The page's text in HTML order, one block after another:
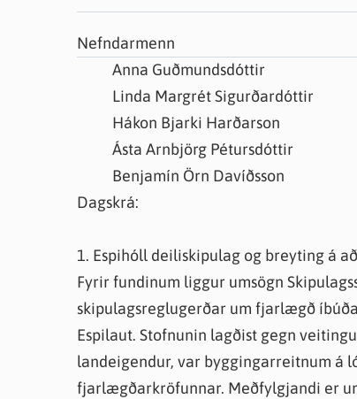
Farsæld barna
Íþrótta- og tómstundastyrkur
Nefndarmenn
Anna Guðmundsdóttir
Linda Margrét Sigurðardóttir
Hákon Bjarki Harðarson
Ásta Arnbjörg Pétursdóttir
Benjamín Örn Davíðsson
Dagskrá:
1. Espihóll deiliskipulag og breyting á
Fyrir fundinum liggur umsögn
skipulagsreglugerðar um fjarlægð
Espilaut. Stofnunin lagðist gegn
landeigendur, var byggingarreitnum á
fjarlægðarkröfunnar. Meðfylgjandi er